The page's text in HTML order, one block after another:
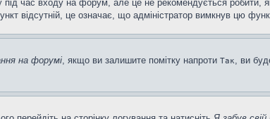
під час входу на форум, але це не рекомендується
відсутній, це означає, що адміністратор вимкнув цю
на форумі, якщо ви залишите помітку напроти Так, ви